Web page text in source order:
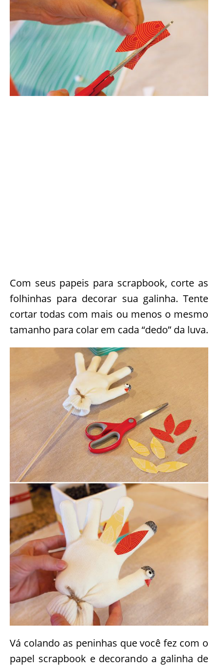
Use cola quente ou uma cola instantânea
para pregar os olhinhos no polegar da luva,
Com seus papeis para scrapbook, corte as
folhinhas para decorar sua galinha. Tente
cortar todas com mais ou menos o mesmo
tamanho para colar em cada “dedo” da luva.